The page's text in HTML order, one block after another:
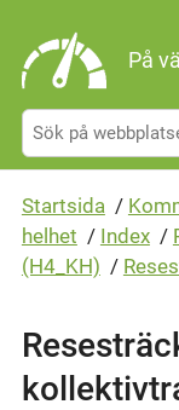
På
Startsida /
helhet / Index /
(H4_KH) /